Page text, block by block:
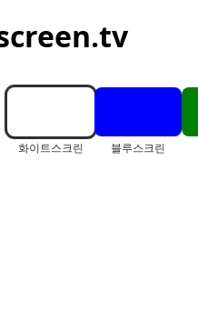
화이트스크린 블루스크린